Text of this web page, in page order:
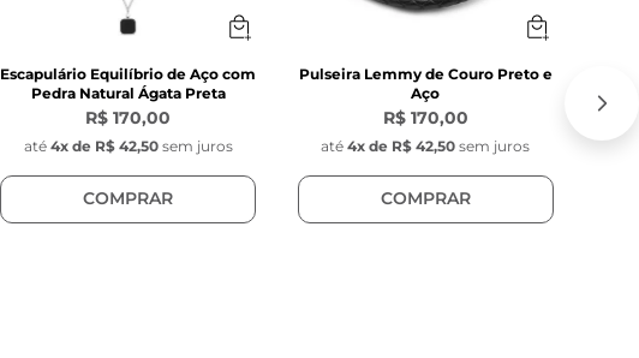
Escapulário Equilíbrio de Aço com
Pedra Natural Ágata Preta
R$ 170,00
até 4x de R$ 42,50 sem juros
COMPRAR
Pulseira Lemmy de Couro Preto e
Aço
R$ 170,00
até 4x de R$ 42,50 sem juros
COMPRAR